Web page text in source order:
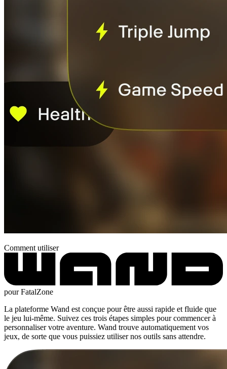
Comment utiliser
pour FatalZone
La plateforme Wand est conçue pour être aussi rapide et fluide que
le jeu lui-même. Suivez ces trois étapes simples pour commencer à
personnaliser votre aventure. Wand trouve automatiquement vos
jeux, de sorte que vous puissiez utiliser nos outils sans attendre.